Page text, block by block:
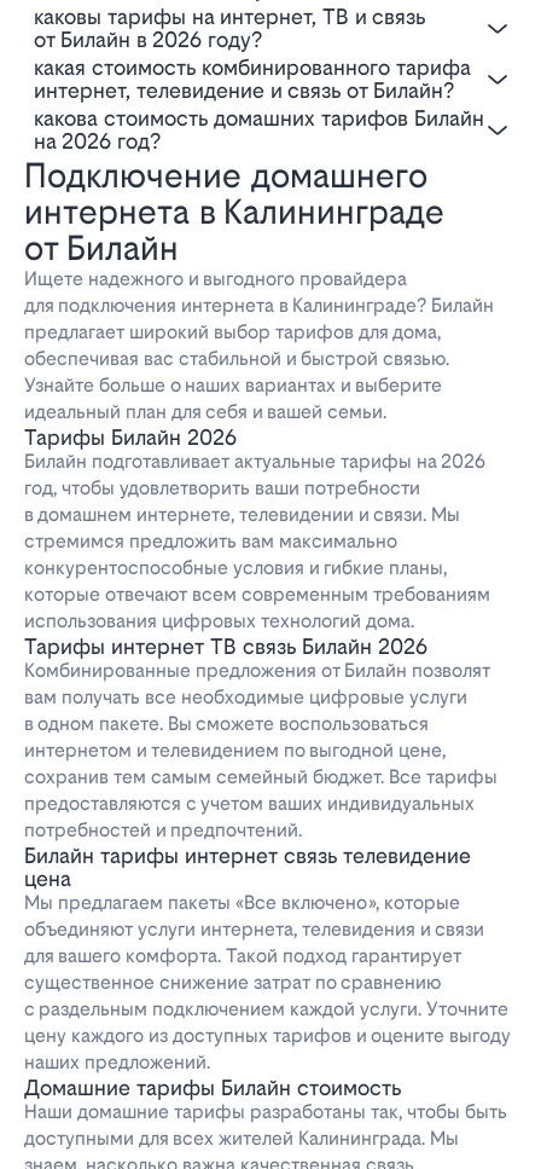
Каковы тарифы на интернет, ТВ и связь
от Билайн в 2026 году?
Какая стоимость комбинированного тарифа
интернет, телевидение и связь от Билайн?
Какова стоимость домашних тарифов Билайн
на 2026 год?
Подключение домашнего
интернета в Калининграде
от Билайн
Ищете надежного и выгодного провайдера
для подключения интернета в Калининграде? Билайн
предлагает широкий выбор тарифов для дома,
обеспечивая вас стабильной и быстрой связью.
Узнайте больше о наших вариантах и выберите
идеальный план для себя и вашей семьи.
Тарифы Билайн 2026
Билайн подготавливает актуальные тарифы на 2026
год, чтобы удовлетворить ваши потребности
в домашнем интернете, телевидении и связи. Мы
стремимся предложить вам максимально
конкурентоспособные условия и гибкие планы,
которые отвечают всем современным требованиям
использования цифровых технологий дома.
Тарифы интернет ТВ связь Билайн 2026
Комбинированные предложения от Билайн позволят
вам получать все необходимые цифровые услуги
в одном пакете. Вы сможете воспользоваться
интернетом и телевидением по выгодной цене,
сохранив тем самым семейный бюджет. Все тарифы
предоставляются с учетом ваших индивидуальных
потребностей и предпочтений.
Билайн тарифы интернет связь телевидение
цена
Мы предлагаем пакеты «Все включено», которые
объединяют услуги интернета, телевидения и связи
для вашего комфорта. Такой подход гарантирует
существенное снижение затрат по сравнению
с раздельным подключением каждой услуги. Уточните
цену каждого из доступных тарифов и оцените выгоду
наших предложений.
Домашние тарифы Билайн стоимость
Наши домашние тарифы разработаны так, чтобы быть
доступными для всех жителей Калининграда. Мы